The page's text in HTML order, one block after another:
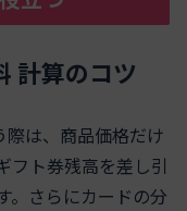
計算のコツ
は、商品価格だけ
フト券残高を差し引
。さらにカードの分